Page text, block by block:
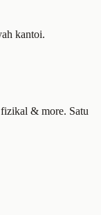
kantoi.
& more. Satu